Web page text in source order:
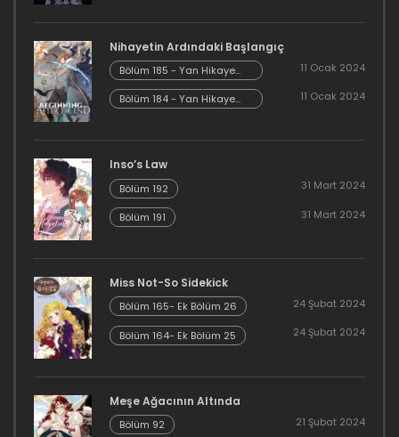
16 Aralık 2023
Bölüm 112
Bölüm 111
16 Aralık 2023
16 Aralık 2023
Bölüm 109
16 Aralık 2023
Bölüm 108
16 Aralık 2023
Nihayetin Ardındaki Başlangıç
Bölüm 185 - Yan Hikaye
Kısım 7
11 Ocak 2024
Bölüm 184 - Yan Hikaye
Kısım 6
11 Ocak 2024
Inso’s Law
Bölüm 192 31 Mart 2024
Bölüm 191 31 Mart 2024
Miss Not-So Sidekick
Bölüm 165- Ek Bölüm 26 24 Şubat 2024
Bölüm 164- Ek Bölüm 25 24 Şubat 2024
Meşe Ağacının Altında
Bölüm 92 21 Şubat 2024